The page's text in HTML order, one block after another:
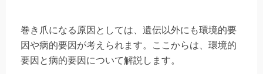
巻き爪になる原因としては、遺伝以外にも環境的要
因や病的要因が考えられます。ここからは、環境的
要因と病的要因について解説します。